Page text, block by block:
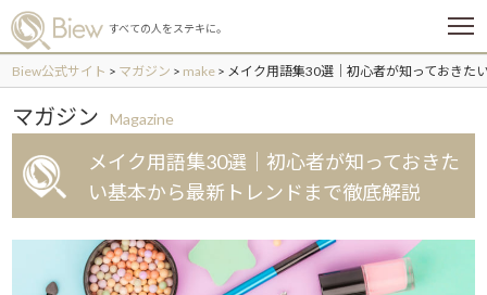
すべての人をステキに。
メ
ュ
ー
Biew公式サイト > マガジン > make > メイク用語集30選｜初心者が知っておきた
マガジン Magazine
メイク用語集30選｜初心者が知っておきた
い基本から最新トレンドまで徹底解説